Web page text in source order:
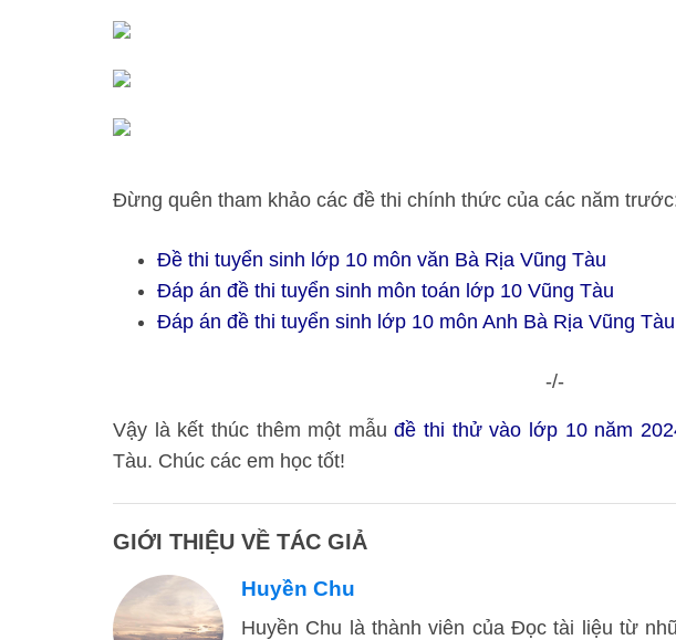
Đừng quên tham khảo các đề thi chính thức của các năm
Đề thi tuyển sinh lớp 10 môn văn Bà Rịa Vũng Tàu
Đáp án đề thi tuyển sinh môn toán lớp 10 Vũng Tàu
Đáp án đề thi tuyển sinh lớp 10 môn Anh Bà Rịa Vũng Tàu
-/-
Vậy là kết thúc thêm một mẫuđề thi thử vào lớp 10 năm
Tàu. Chúc các em học tốt!
GIỚI THIỆU VỀ TÁC GIẢ
Huyền Chu
Huyền Chu là thành viên của Đọc tài liệu từ